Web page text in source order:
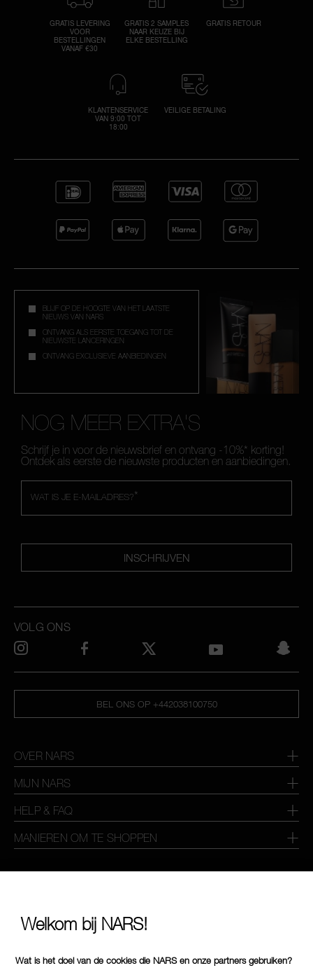
GRATIS LEVERING
VOOR
BESTELLINGEN
VANAF €30
GRATIS 2 SAMPLES
NAAR KEUZE BIJ
ELKE BESTELLING
GRATIS RETOUR
KLANTENSERVICE
VAN 9:00 TOT
18:00
VEILIGE BETALING
BLIJF OP DE HOOGTE VAN HET LAATSTE
NIEUWS VAN NARS
ONTVANG ALS EERSTE TOEGANG TOT DE
NIEUWSTE LANCERINGEN
ONTVANG EXCLUSIEVE AANBIEDINGEN
NOG MEER EXTRA'S
Schrijf je in voor de nieuwsbrief en ontvang -10%* korting!
Ontdek als eerste de nieuwste producten en aanbiedingen.
*
WAT IS JE E-MAILADRES?
INSCHRIJVEN
BEL ONS OP +442038100750
OVER NARS
MIJN NARS
HELP & FAQ
MANIEREN OM TE SHOPPEN
VOLG ONS
Welkom bij NARS!
Wat is het doel van de cookies die NARS en onze partners gebruiken?